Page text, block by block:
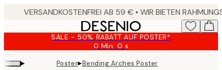
SALE - 50% RABATT AUF POSTER*
0 Min. 0 s
Gültig
bis:
2026-
▸ Poster▸Bending Arches Poster